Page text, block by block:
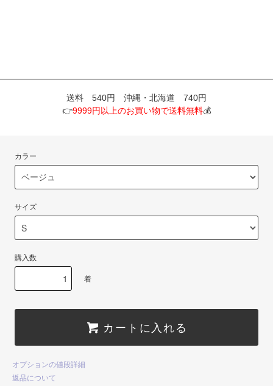
送料 540円 沖縄・北海道 740円
👉9999円以上のお買い物で送料無料💰
カラー
サイズ
購入数
着
カートに入れる
オプションの値段詳細
返品について